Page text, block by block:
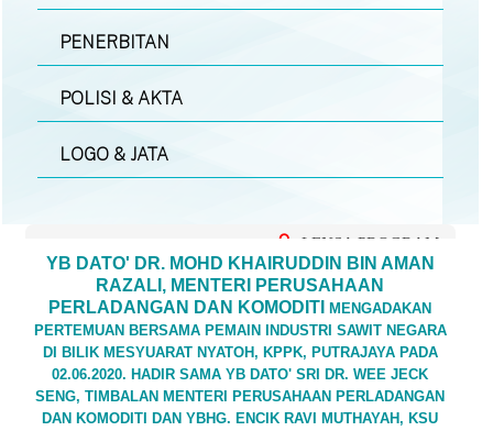
PENERBITAN
POLISI & AKTA
LOGO & JATA
LENSA PROGRAM
YB DATO' DR. MOHD KHAIRUDDIN BIN AMAN
RAZALI, MENTERI PERUSAHAAN
PERLADANGAN DAN KOMODITIMENGADAKAN
PERTEMUAN BERSAMA PEMAIN INDUSTRI SAWIT NEGARA
DI BILIK MESYUARAT NYATOH, KPPK, PUTRAJAYA PADA
02.06.2020. HADIR SAMA YB DATO' SRI DR. WEE JECK
SENG, TIMBALAN MENTERI PERUSAHAAN PERLADANGAN
DAN KOMODITI
DAN YBHG. ENCIK RAVI MUTHAYAH, KSU